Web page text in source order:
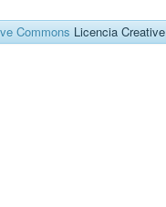
Commons Licencia